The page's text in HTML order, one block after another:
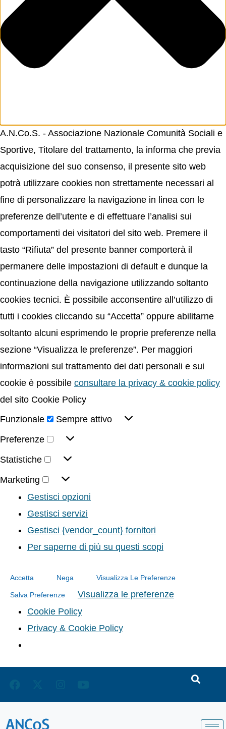
A.N.Co.S. - Associazione Nazionale Comunità Sociali e
Sportive, Titolare del trattamento, la informa che previa
acquisizione del suo consenso, il presente sito web
potrà utilizzare cookies non strettamente necessari al
fine di personalizzare la navigazione in linea con le
preferenze dell’utente e di effettuare l’analisi sui
comportamenti dei visitatori del sito web. Premere il
tasto “Rifiuta” del presente banner comporterà il
permanere delle impostazioni di default e dunque la
continuazione della navigazione utilizzando soltanto
cookies tecnici. È possibile acconsentire all’utilizzo di
tutti i cookies cliccando su “Accetta” oppure abilitarne
soltanto alcuni esprimendo le proprie preferenze nella
sezione “Visualizza le preferenze”. Per maggiori
informazioni sul trattamento dei dati personali e sui
cookie è possibile consultare la privacy & cookie policy
del sito Cookie Policy
Funzionale
Sempre attivo
Preferenze
Statistiche
Marketing
Gestisci opzioni
Gestisci servizi
Gestisci {vendor_count} fornitori
Per saperne di più su questi scopi
Accetta Nega Visualizza Le Preferenze
Salva Preferenze
Visualizza le preferenze
Cookie Policy
Privacy & Cookie Policy